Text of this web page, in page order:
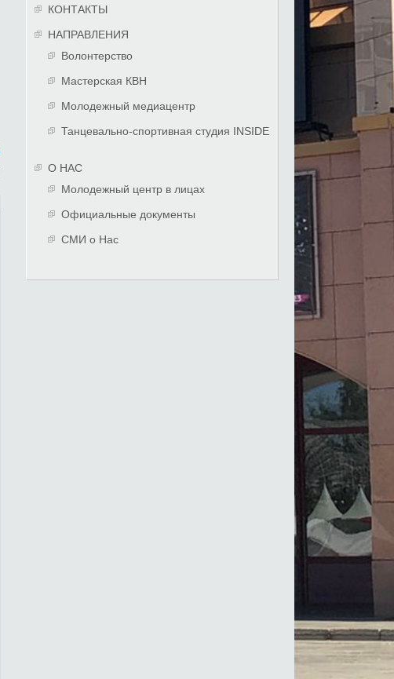
КОНТАКТЫ
НАПРАВЛЕНИЯ
Волонтерство
Мастерская КВН
Молодежный медиацентр
Танцевально-спортивная студия INSIDE
О НАС
Молодежный центр в лицах
Официальные документы
СМИ о Нас